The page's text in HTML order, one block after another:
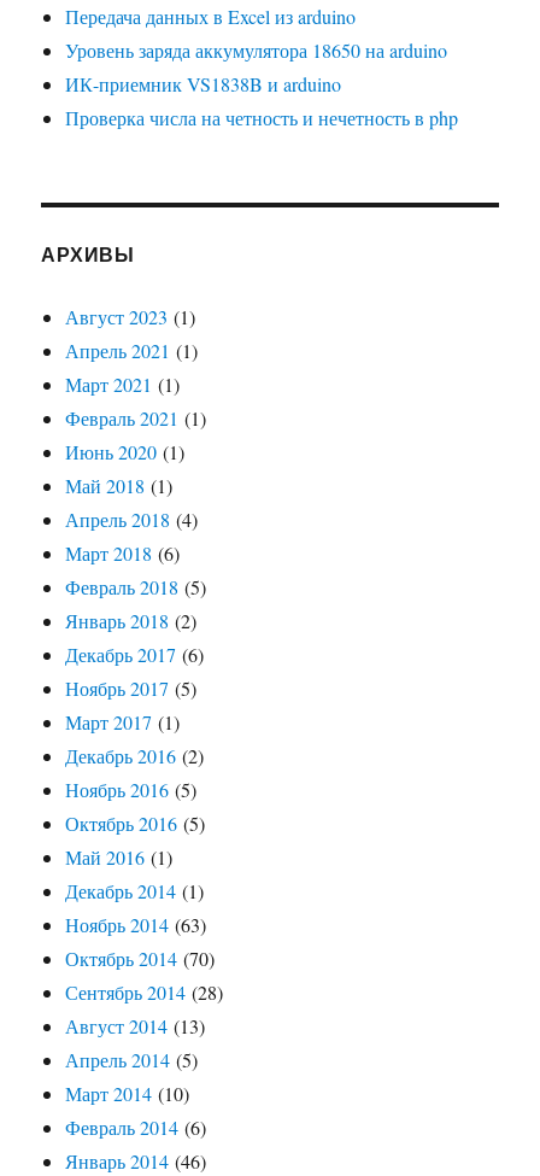
Передача данных в Excel из arduino
Уровень заряда аккумулятора 18650 на arduino
ИК-приемник VS1838B и arduino
Проверка числа на четность и нечетность в php
АРХИВЫ
Август 2023 (1)
Апрель 2021 (1)
Март 2021 (1)
Февраль 2021 (1)
Июнь 2020 (1)
Май 2018 (1)
Апрель 2018 (4)
Март 2018 (6)
Февраль 2018 (5)
Январь 2018 (2)
Декабрь 2017 (6)
Ноябрь 2017 (5)
Март 2017 (1)
Декабрь 2016 (2)
Ноябрь 2016 (5)
Октябрь 2016 (5)
Май 2016 (1)
Декабрь 2014 (1)
Ноябрь 2014 (63)
Октябрь 2014 (70)
Сентябрь 2014 (28)
Август 2014 (13)
Апрель 2014 (5)
Март 2014 (10)
Февраль 2014 (6)
Январь 2014 (46)